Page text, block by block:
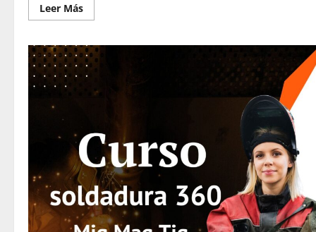
Leer MásLeer
más
Material
del
Curso
Soldadura
Mag